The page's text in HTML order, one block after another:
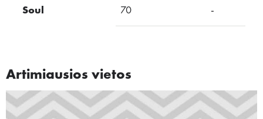
Soul 70 -
Artimiausios vietos